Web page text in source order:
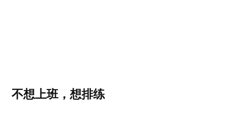
不想上班，想排练